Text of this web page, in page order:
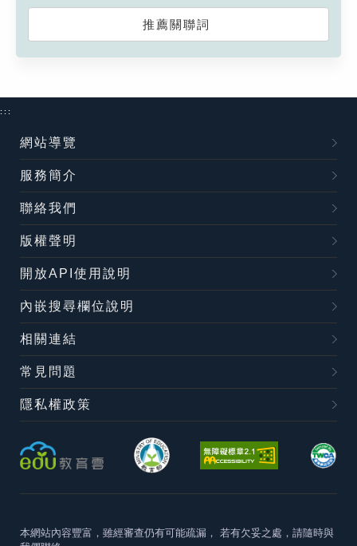
推薦關聯詞
:::
網站導覽
服務簡介
聯絡我們
版權聲明
開放API使用說明
內嵌搜尋欄位說明
相關連結
常見問題
隱私權政策
本網站內容豐富，雖經審查仍有可能疏漏， 若有欠妥之處，請隨時與